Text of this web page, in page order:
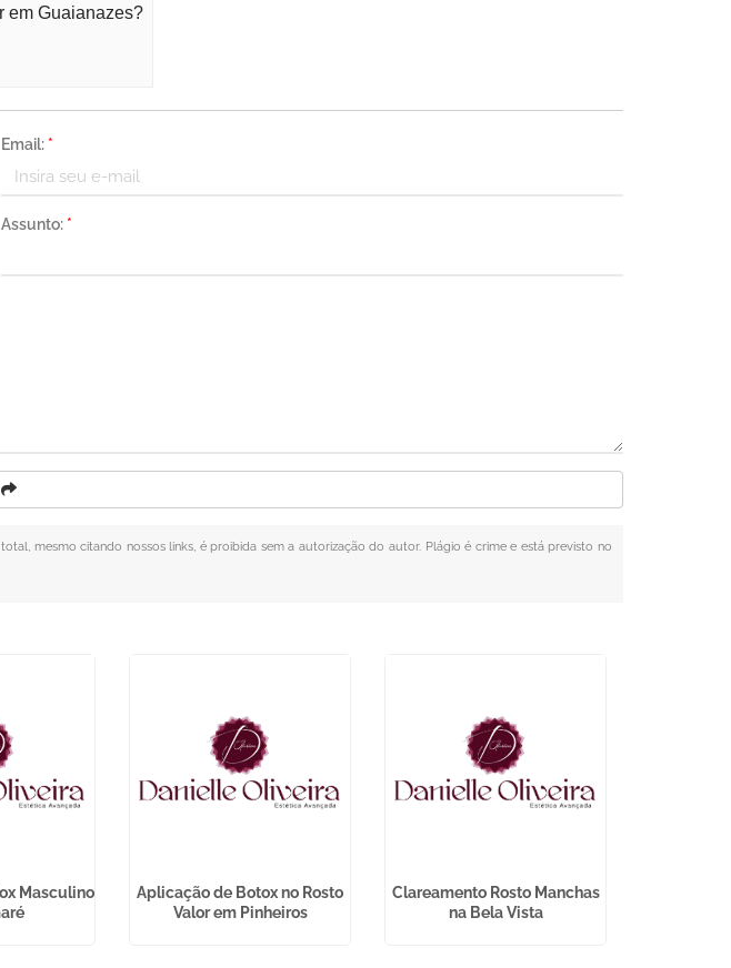
em Guaianazes?
Email: *
Assunto: *
mesmo citando nossos links, é proibida sem a autorização do autor. Plágio é crime e está previsto no
Masculino
Aplicação de Botox no Rosto
Valor em Pinheiros
Clareamento Rosto Manchas
na Bela Vista